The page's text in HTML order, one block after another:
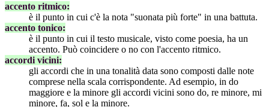
accento ritmico:
è il punto in cui c'è la nota "suonata più forte" in una battuta.
accento tonico:
è il punto in cui il testo musicale, visto come poesia, ha un
accento. Può coincidere o no con l'accento ritmico.
accordi vicini:
gli accordi che in una tonalità data sono composti dalle note
comprese nella scala corrispondente. Ad esempio, in do
maggiore e la minore gli accordi vicini sono do, re minore, mi
minore, fa, sol e la minore.